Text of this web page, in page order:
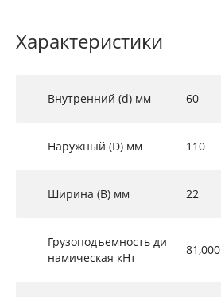
Характеристики
Внутренний (d) мм 60
Наружный (D) мм 110
Ширина (B) мм 22
Грузоподъемность ди
намическая кНт
81,000